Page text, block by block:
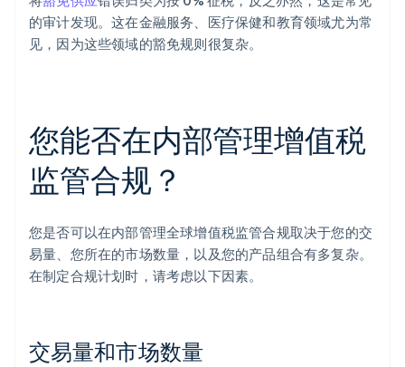
的审计发现。这在金融服务、医疗保健和教育领域尤为常
见，因为这些领域的豁免规则很复杂。
您能否在内部管理增值税
监管合规？
您是否可以在内部管理全球增值税监管合规取决于您的交
易量、您所在的市场数量，以及您的产品组合有多复杂。
在制定合规计划时，请考虑以下因素。
交易量和市场数量